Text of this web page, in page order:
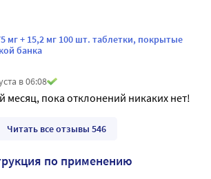
мг + 15,2 мг 100 шт. таблетки, покрытые
банка
в 06:08
пока отклонений никаких нет!
Читать все отзывы 546
по применению